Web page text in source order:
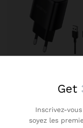
Chargeur Mural
AniFast™
2899CFA 2609CFA
Get
Inscrivez-
soyez les